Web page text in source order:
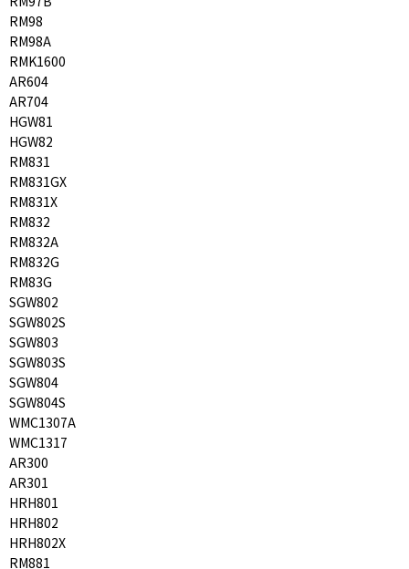
RM98
RM98A
RMK1600
AR604
AR704
HGW81
HGW82
RM831
RM831GX
RM831X
RM832
RM832A
RM832G
RM83G
SGW802
SGW802S
SGW803
SGW803S
SGW804
SGW804S
WMC1307A
WMC1317
AR300
AR301
HRH801
HRH802
HRH802X
RM881